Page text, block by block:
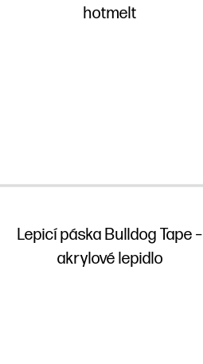
hotmelt
Lepicí páska Bulldog Tape –
akrylové lepidlo